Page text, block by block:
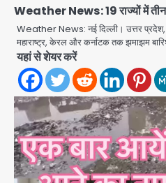
Weather News: 19 राज्यों में तीन
Weather News: नई दिल्ली। उत्तर प्रदेश,
महाराष्ट्र, केरल और कर्नाटक तक झमाझम
यहां से शेयर करें
2
एंटी-बर्गलरी
माल की
भंडाफोड़
Team JHJ